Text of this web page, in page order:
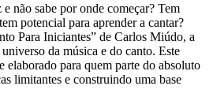
não sabe por onde começar? Tem
potencial para aprender a cantar?
Para Iniciantes” de Carlos Miúdo, a
da música e do canto. Este
elaborado para quem parte do absoluto
limitantes e construindo uma base